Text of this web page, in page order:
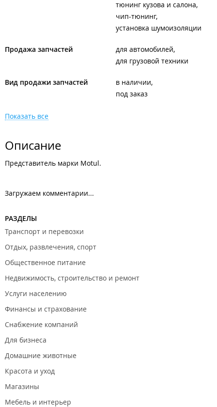
тюнинг кузова и салона
чип-тюнинг
установка шумоизоляции
Продажа запчастей
для автомобилей
для грузовой техники
Вид продажи запчастей
в наличии
под заказ
Показать все
Описание
Представитель марки Motul.
Загружаем комментарии...
РАЗДЕЛЫ
Транспорт и перевозки
Отдых, развлечения, спорт
Общественное питание
Недвижимость, строительство и ремонт
Услуги населению
Финансы и страхование
Снабжение компаний
Для бизнеса
Домашние животные
Красота и уход
Магазины
Мебель и интерьер